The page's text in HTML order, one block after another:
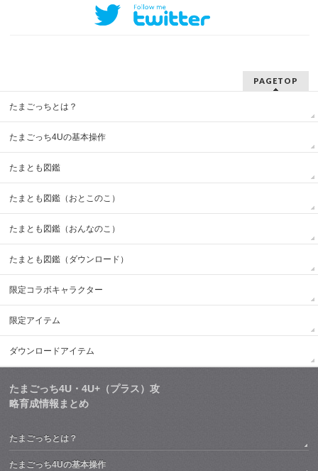
PAGETOP
たまごっちとは？
たまごっち4Uの基本操作
たまとも図鑑
たまとも図鑑（おとこのこ）
たまとも図鑑（おんなのこ）
たまとも図鑑（ダウンロード）
限定コラボキャラクター
限定アイテム
ダウンロードアイテム
たまごっち4U・4U+（プラス）攻
略育成情報まとめ
たまごっちとは？
たまごっち4Uの基本操作